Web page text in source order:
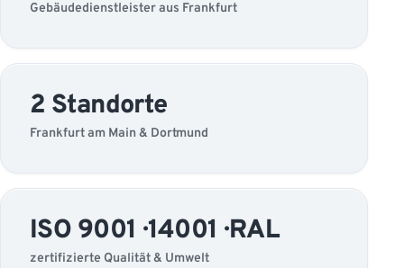
Gebäudedienstleister aus Frankfurt
2 Standorte
Frankfurt am Main & Dortmund
ISO 9001 · 14001 · RAL
zertifizierte Qualität & Umwelt